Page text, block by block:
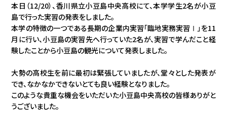
本日（12/20）、香川県立小豆島中央高校にて、本学学生2名が小豆
島で行った実習の発表をしました。
本学の特徴の一つである長期の企業内実習「臨地実務実習Ⅰ」を11
月に行い、小豆島の実習先へ行っていた2名が、実習で学んだこと経
験したことから小豆島の観光について発表しました。
大勢の高校生を前に最初は緊張していましたが、堂々とした発表が
でき、なかなかできないとても良い経験となりました。
このような貴重な機会をいただいた小豆島中央高校の皆様ありがと
うございました。